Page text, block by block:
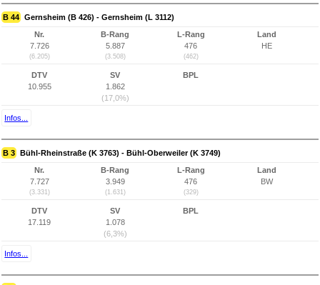
B 44 Gernsheim (B 426) - Gernsheim (L 3112)
Nr.
7.726
(6.205)
B-Rang
5.887
(3.508)
L-Rang
476
(462)
Land
HE
DTV
10.955
SV
1.862
(17,0%)
BPL
Infos...
B 3 Bühl-Rheinstraße (K 3763) - Bühl-Oberweiler (K 3749)
Nr.
7.727
(3.331)
B-Rang
3.949
(1.631)
L-Rang
476
(329)
Land
BW
DTV
17.119
SV
1.078
(6,3%)
BPL
Infos...